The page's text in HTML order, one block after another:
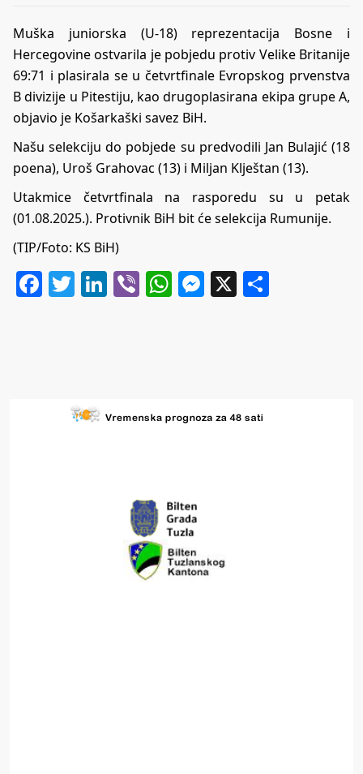
Muška juniorska (U-18) reprezentacija Bosne i
Hercegovine ostvarila je pobjedu protiv Velike Britanije
69:71 i plasirala se u četvrtfinale Evropskog prvenstva
B divizije u Pitestiju, kao drugoplasirana ekipa grupe A,
objavio je Košarkaški savez BiH.
Našu selekciju do pobjede su predvodili Jan Bulajić (18
poena), Uroš Grahovac (13) i Miljan Klještan (13).
Utakmice četvrtfinala na rasporedu su u petak
(01.08.2025.). Protivnik BiH bit će selekcija Rumunije.
(TIP/Foto: KS BiH)
Facebook
Twitter
LinkedIn
ViberWhatsApp
Messenger
X